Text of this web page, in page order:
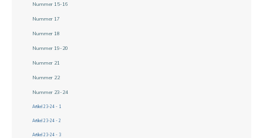
Nummer 15-16
Nummer 17
Nummer 18
Nummer 19-20
Nummer 21
Nummer 22
Nummer 23-24
Artikel 23-24 - 1
Artikel 23-24 - 2
Artikel 23-24 - 3